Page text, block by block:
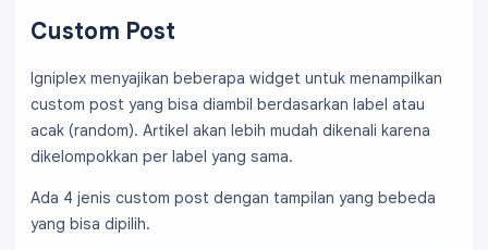
Custom Post
Igniplex menyajikan beberapa widget untuk menampilkan
custom post yang bisa diambil berdasarkan label atau
acak (random). Artikel akan lebih mudah dikenali karena
dikelompokkan per label yang sama.
Ada 4 jenis custom post dengan tampilan yang bebeda
yang bisa dipilih.